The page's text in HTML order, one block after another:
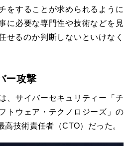
をすることが求められるように
に必要な専門性や技術などを見
せるのか判断しないといけなく
ー攻撃
、サイバーセキュリティー「チ
トウェア・テクノロジーズ」の
高技術責任者（CTO）だった。